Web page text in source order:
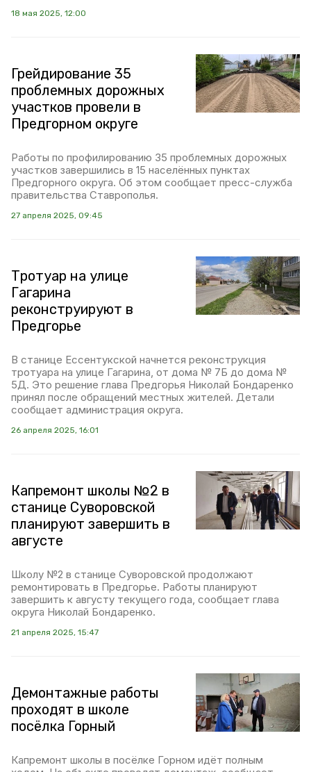
18 мая 2025, 12:00
Грейдирование 35
проблемных дорожных
участков провели в
Предгорном округе
Работы по профилированию 35 проблемных дорожных
участков завершились в 15 населённых пунктах
Предгорного округа. Об этом сообщает пресс-служба
правительства Ставрополья.
27 апреля 2025, 09:45
Тротуар на улице
Гагарина
реконструируют в
Предгорье
В станице Ессентукской начнется реконструкция
тротуара на улице Гагарина, от дома № 7Б до дома №
5Д. Это решение глава Предгорья Николай Бондаренко
принял после обращений местных жителей. Детали
сообщает администрация округа.
26 апреля 2025, 16:01
Капремонт школы №2 в
станице Суворовской
планируют завершить в
августе
Школу №2 в станице Суворовской продолжают
ремонтировать в Предгорье. Работы планируют
завершить к августу текущего года, сообщает глава
округа Николай Бондаренко.
21 апреля 2025, 15:47
Демонтажные работы
проходят в школе
посёлка Горный
Капремонт школы в посёлке Горном идёт полным